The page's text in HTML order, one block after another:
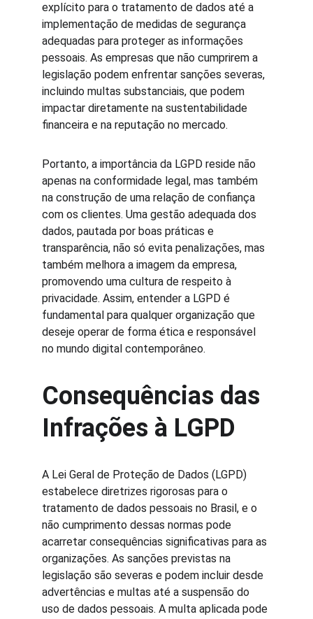
explícito para o tratamento de dados até a
implementação de medidas de segurança
adequadas para proteger as informações
pessoais. As empresas que não cumprirem a
legislação podem enfrentar sanções severas,
incluindo multas substanciais, que podem
impactar diretamente na sustentabilidade
financeira e na reputação no mercado.
Portanto, a importância da LGPD reside não
apenas na conformidade legal, mas também
na construção de uma relação de confiança
com os clientes. Uma gestão adequada dos
dados, pautada por boas práticas e
transparência, não só evita penalizações, mas
também melhora a imagem da empresa,
promovendo uma cultura de respeito à
privacidade. Assim, entender a LGPD é
fundamental para qualquer organização que
deseje operar de forma ética e responsável
no mundo digital contemporâneo.
Consequências das
Infrações à LGPD
A Lei Geral de Proteção de Dados (LGPD)
estabelece diretrizes rigorosas para o
tratamento de dados pessoais no Brasil, e o
não cumprimento dessas normas pode
acarretar consequências significativas para as
organizações. As sanções previstas na
legislação são severas e podem incluir desde
advertências e multas até a suspensão do
uso de dados pessoais. A multa aplicada pode